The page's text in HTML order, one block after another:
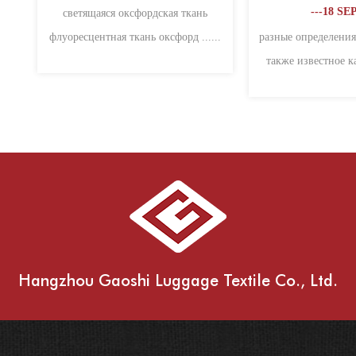
---18 SEP 2020
оксфорд это новый тип ткани
---18 SEP 2020
ткань оксфорд 1. Оксфордское
полотно также называют
Hangzhou Gaoshi Luggage Textile Co., Ltd.